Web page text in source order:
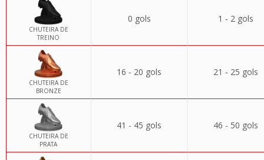
CHUTEIRA DE
TREINO
0 gols 1 - 2 gols
CHUTEIRA DE
BRONZE
16 - 20 gols 21 - 25 gols
CHUTEIRA DE
PRATA
41 - 45 gols 46 - 50 gols